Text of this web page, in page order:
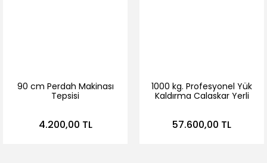
90 cm Perdah Makinası
Tepsisi
4.200,00 TL
1000 kg. Profesyonel Yük
Kaldırma Calaskar Yerli
57.600,00 TL